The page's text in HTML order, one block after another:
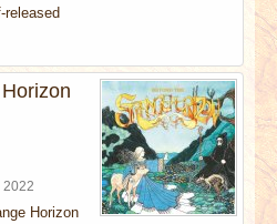
released
2022
Horizon